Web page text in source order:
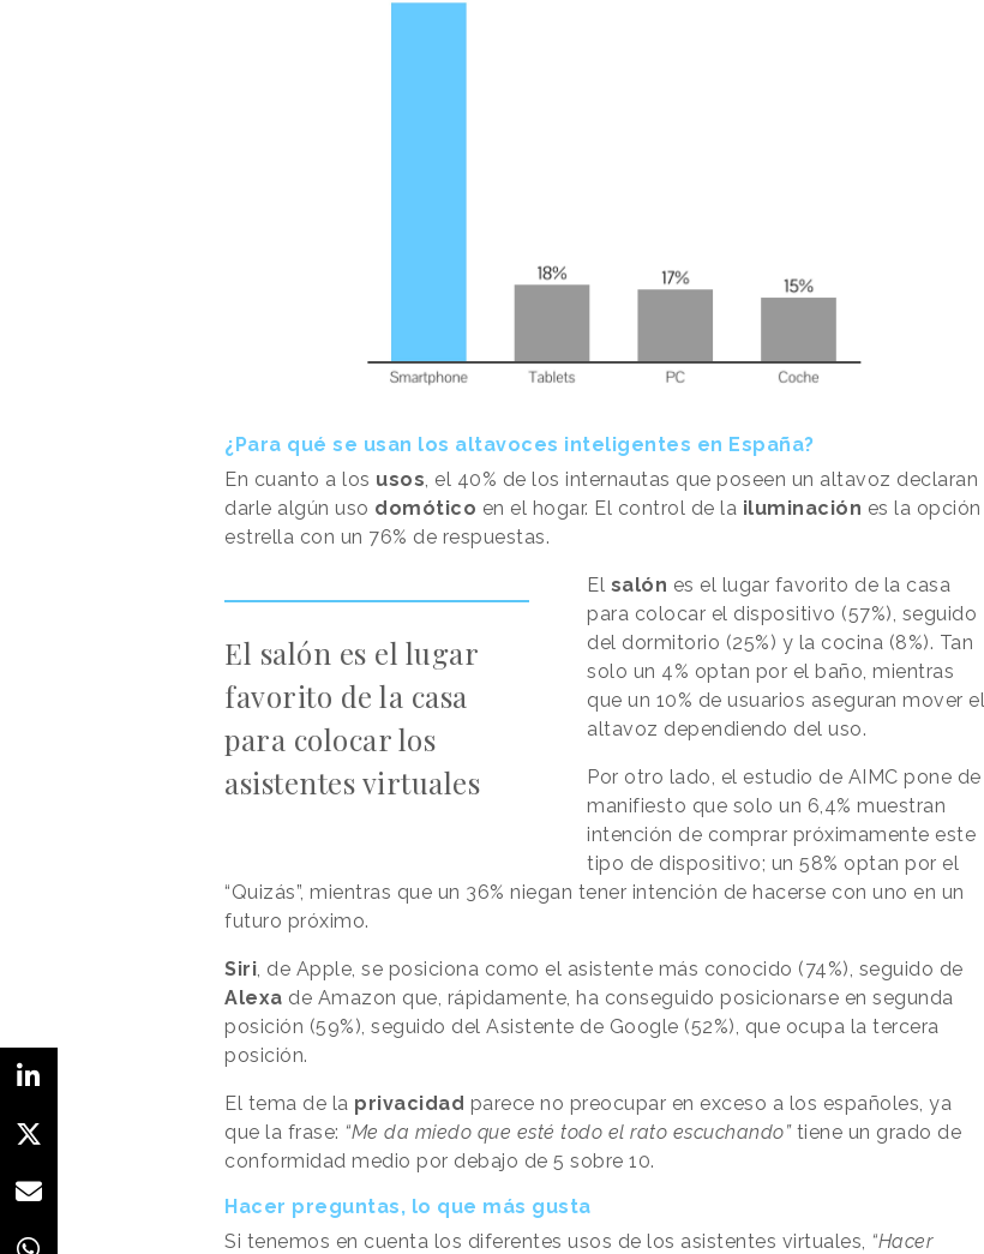
¿Para qué se usan los altavoces inteligentes en España?
En cuanto a los usos , el 40% de los internautas que poseen un altavoz declaran
darle algún uso domótico en el hogar. El control de la iluminación es la opción
estrella con un 76% de respuestas.
El salón es el lugar
favorito de la casa
para colocar los
asistentes virtuales
El salón es el lugar favorito de la casa
para colocar el dispositivo (57%), seguido
del dormitorio (25%) y la cocina (8%). Tan
solo un 4% optan por el baño, mientras
que un 10% de usuarios aseguran mover el
altavoz dependiendo del uso.
Por otro lado, el estudio de AIMC pone de
manifiesto que solo un 6,4% muestran
intención de comprar próximamente este
tipo de dispositivo; un 58% optan por el
“Quizás”, mientras que un 36% niegan tener intención de hacerse con uno en un
futuro próximo.
Siri , de Apple, se posiciona como el asistente más conocido (74%), seguido de
Alexa de Amazon que, rápidamente, ha conseguido posicionarse en segunda
posición (59%), seguido del Asistente de Google (52%), que ocupa la tercera
posición.
El tema de la privacidad parece no preocupar en exceso a los españoles, ya
que la frase: “Me da miedo que esté todo el rato escuchando”tiene un grado de
conformidad medio por debajo de 5 sobre 10.
Hacer preguntas, lo que más gusta
Si tenemos en cuenta los diferentes usos de los asistentes virtuales, “Hacer